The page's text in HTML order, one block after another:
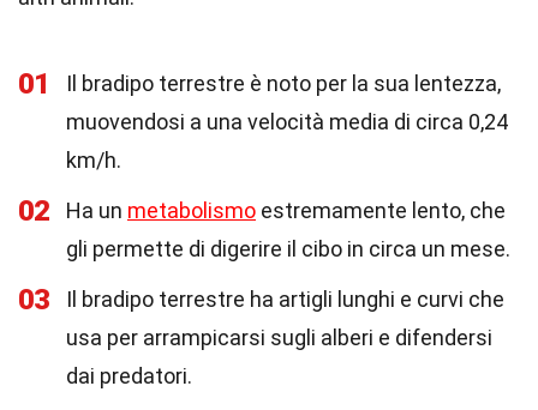
01
Il bradipo terrestre è noto per la sua lentezza,
muovendosi a una velocità media di circa 0,24
km/h.
02 Ha un metabolismo estremamente lento, che
gli permette di digerire il cibo in circa un mese.
03
Il bradipo terrestre ha artigli lunghi e curvi che
usa per arrampicarsi sugli alberi e difendersi
dai predatori.